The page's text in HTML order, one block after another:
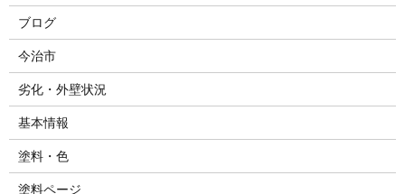
ブログ
今治市
劣化・外壁状況
基本情報
塗料・色
塗料ページ